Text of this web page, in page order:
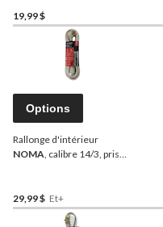
19,99 $
Options
Rallonge d'intérieur
NOMA, calibre 14/3, prise
blanc
29,99 $ Et+